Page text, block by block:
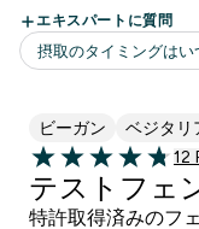
ビーガン ベジタリ
4.75 out of 5 stars
12
12
テストフェ
特許取得済みのフ